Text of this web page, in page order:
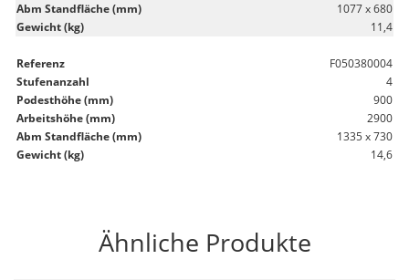
1077 x 680
11,4
F050380004
4
900
2900
1335 x 730
14,6
Ähnliche Produkte